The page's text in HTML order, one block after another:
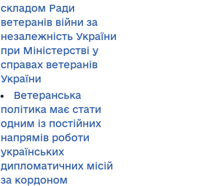
складом Ради
ветеранів війни за
незалежність України
при Міністерстві у
справах ветеранів
України
Ветеранська
політика має стати
одним із постійних
напрямів роботи
українських
дипломатичних місій
за кордоном